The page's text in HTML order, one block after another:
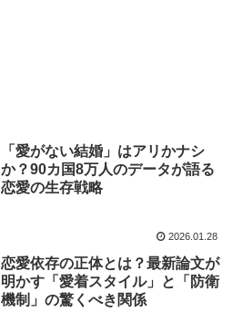
「愛がない結婚」はアリかナシ
か？90カ国8万人のデータが語る
恋愛の生存戦略
2026.01.28
恋愛依存の正体とは？最新論文が
明かす「愛着スタイル」と「防衛
機制」の驚くべき関係